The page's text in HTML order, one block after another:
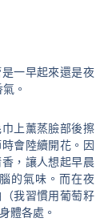
是一早起來還是夜
。
上薰蒸臉部後擦
會陸續開花。 因
，讓人想起早晨
的氣味。 而在夜
我習慣用葡萄籽
體各處。